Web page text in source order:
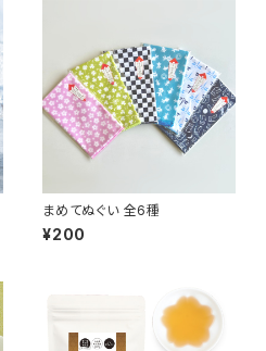
まめてぬぐい 全6種
¥200